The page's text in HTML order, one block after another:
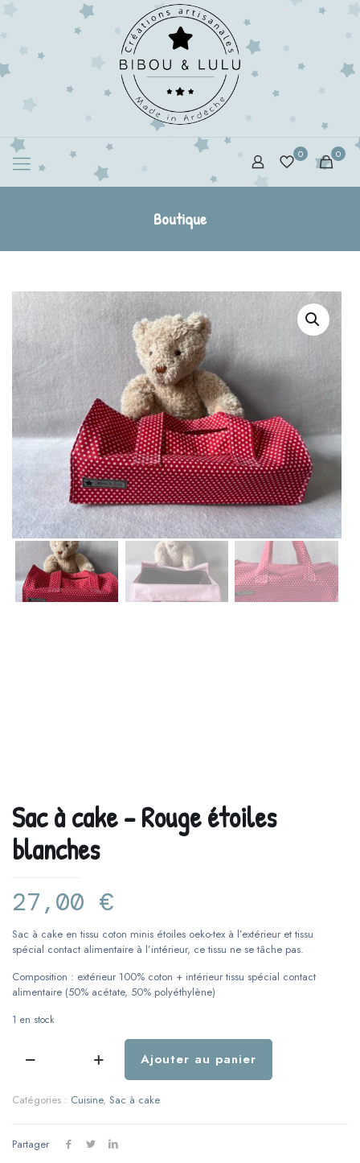
0 0
Boutique
Sac à cake – Rouge étoiles
blanches
27,00 €
Sac à cake en tissu coton minis étoiles oeko-tex à l’extérieur et tissu
spécial contact alimentaire à l’intérieur, ce tissu ne se tâche pas.
Composition : extérieur 100% coton + intérieur tissu spécial contact
alimentaire (50% acétate, 50% polyéthylène)
1 en stock
quantité
Sac
à
-
Rouge
Ajouter au panier
Catégories : Cuisine, Sac à cake
Partager